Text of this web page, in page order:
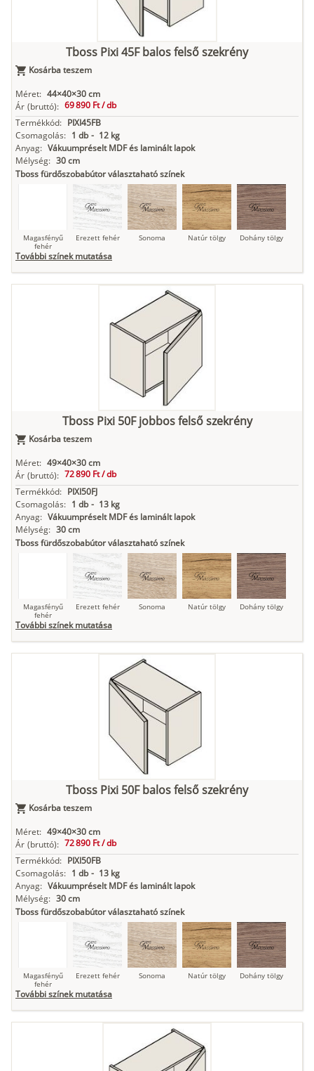
Nádzöld Füstös zöld
Antracit Matt fekete
Tboss Pixi 45F balos felső szekrény
Kosárba teszem
Méret: 44×40×30 cm
Ár (bruttó): 69 890 Ft /db
Termékkód: PIXI45FB
Csomagolás: 1 db - 12 kg
Anyag: Vákuumpréselt MDF és laminált lapok
Mélység: 30 cm
Tboss fürdőszobabútor választaható színek
Magasfényű
fehér
Erezett fehér Sonoma Natúr tölgy Dohány tölgy
Loft beton
Szupermatt
fehér
Kőszürke Füstös zöld
Antracit Matt fekete
További színek mutatása
Tboss Pixi 50F jobbos felső szekrény
Kosárba teszem
Méret: 49×40×30 cm
Ár (bruttó): 72 890 Ft /db
Termékkód: PIXI50FJ
Csomagolás: 1 db - 13 kg
Anyag: Vákuumpréselt MDF és laminált lapok
Mélység: 30 cm
Tboss fürdőszobabútor választaható színek
Magasfényű
fehér
Erezett fehér Sonoma Natúr tölgy Dohány tölgy
Grafit fa Loft beton
Füstös zöld
Antracit Matt fekete
További színek mutatása
Tboss Pixi 50F balos felső szekrény
Kosárba teszem
Méret: 49×40×30 cm
Ár (bruttó): 72 890 Ft /db
Termékkód: PIXI50FB
Csomagolás: 1 db - 13 kg
Anyag: Vákuumpréselt MDF és laminált lapok
Mélység: 30 cm
Tboss fürdőszobabútor választaható színek
Magasfényű
fehér
Erezett fehér Sonoma Natúr tölgy Dohány tölgy
Loft beton
Szupermatt
fehér
További színek mutatása